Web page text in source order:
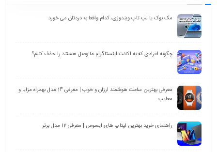
مک بوک یا لپ تاپ ویندوزی، کدام واقعا به دردتان می خورد
چگونه افرادی که به اکانت اینستاگرام ما وصل هستند را حذف کنیم؟
معرفی بهترین ساعت هوشمند ارزان و خوب | معرفی 14 مدل بهمراه مزایا و
معایب
راهنمای خرید بهترین لپتاپ های ایسوس | معرفی 12 مدل برتر